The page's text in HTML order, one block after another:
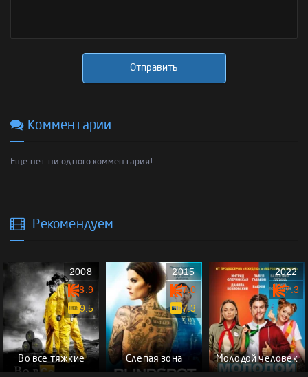
Отправить
Комментарии
Еще нет ни одного комментария!
Рекомендуем
Во все тяжкие
2008
8.9
9.5
Слепая зона
2015
7.0
7.3
Молодой человек
2022
7.3